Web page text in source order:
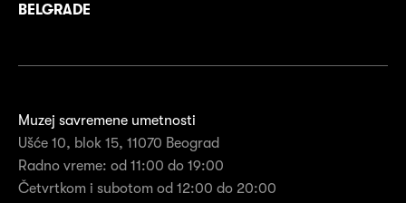
BELGRADE
Muzej savremene umetnosti
Ušće 10, blok 15, 11070 Beograd
Radno vreme: od 11:00 do 19:00
Četvrtkom i subotom od 12:00 do 20:00